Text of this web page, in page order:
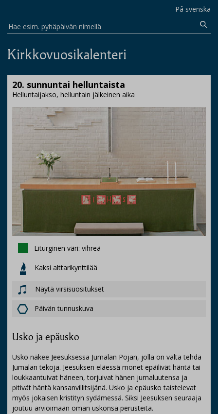
På svenska
Hae esim. pyhäpäivän nimellä
Kirkkovuosikalenteri
20. sunnuntai helluntaista
Helluntaijakso, helluntain jälkeinen aika
Liturginen väri: vihreä
Kaksi alttarikynttilää
Näytä virsisuositukset
Päivän tunnuskuva
Usko ja epäusko
Usko näkee Jeesuksessa Jumalan Pojan, jolla on valta tehdä
Jumalan tekoja. Jeesuksen eläessä monet epäilivät häntä tai
loukkaantuivat häneen, torjuivat hänen jumaluutensa ja
pitivät häntä kansanvillitsijänä. Usko ja epäusko taistelevat
myös jokaisen kristityn sydämessä. Siksi Jeesuksen seuraaja
joutuu arvioimaan oman uskonsa perusteita.